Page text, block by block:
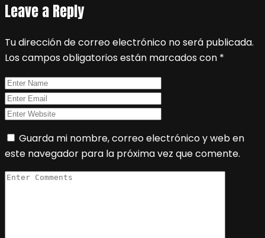
Leave a Reply
Tu dirección de correo electrónico no será publicada.
Los campos obligatorios están marcados con *
Guarda mi nombre, correo electrónico y web en
este navegador para la próxima vez que comente.